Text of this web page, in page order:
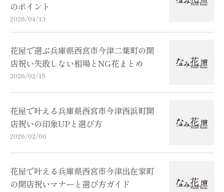
のポイント
2026/04/13
花屋で選ぶ兵庫県西宮市今津二葉町の開
店祝い失敗しない相場とNG花まとめ
2026/02/15
花屋で叶える兵庫県西宮市今津西浜町開
店祝いの印象UPと選び方
2026/02/06
花屋で叶える兵庫県西宮市今津出在家町
の開店祝いマナーと選び方ガイド